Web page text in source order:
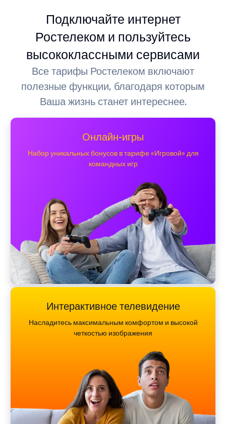
Подключайте интернет
Ростелеком и пользуйтесь
высококлассными сервисами
Все тарифы Ростелеком включают
полезные функции, благодаря которым
Ваша жизнь станет интереснее.
Онлайн-игры
Набор уникальных бонусов в тарифе «Игровой» для
командных игр
Интерактивное телевидение
Насладитесь максимальным комфортом и высокой
четкостью изображения